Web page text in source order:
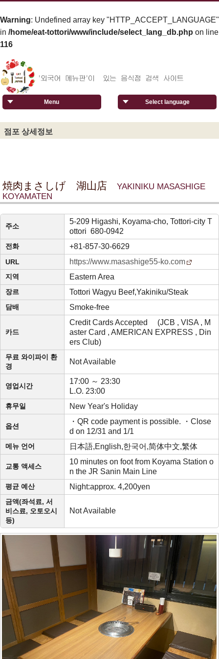
Warning: Undefined array key "HTTP_ACCEPT_LANGUAGE"
in /home/eat-tottori/www/include/select_lang_db.php on line
116
Select language
Menu
점포 상세정보
焼肉まさしげ 湖山店
YAKINIKU MASASHIGE
KOYAMATEN
주소
5-209 Higashi, Koyama-cho, Tottori-city T
ottori 680-0942
전화 +81-857-30-6629
URL https://www.masashige55-ko.com
지역 Eastern Area
장르 Tottori Wagyu Beef,Yakiniku/Steak
담배 Smoke-free
카드
Credit Cards Accepted (JCB , VISA , M
aster Card , AMERICAN EXPRESS , Din
ers Club)
무료 와이파이 환
경
Not Available
영업시간
17:00 ～ 23:30
L.O. 23:00
휴무일 New Year's Holiday
옵션
・QR code payment is possible. ・Close
d on 12/31 and 1/1
메뉴 언어 日本語,English,한국어,简体中文,繁体
교통 액세스
10 minutes on foot from Koyama Station o
n the JR Sanin Main Line
평균 예산 Night:approx. 4,200yen
금액(좌석료, 서
비스료, 오토오시
등)
Not Available